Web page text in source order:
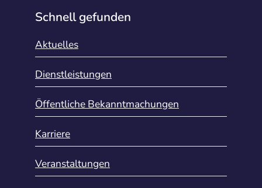
Schnell gefunden
Aktuelles
Dienstleistungen
Öffentliche Bekanntmachungen
Karriere
Veranstaltungen